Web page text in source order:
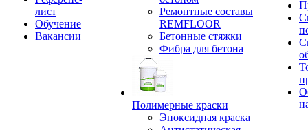
лист
Обучение
Вакансии
Ремонтные составы
REMFLOOR
Бетонные стяжки
Фибра для бетона
Полимерные краски
Эпоксидная краска